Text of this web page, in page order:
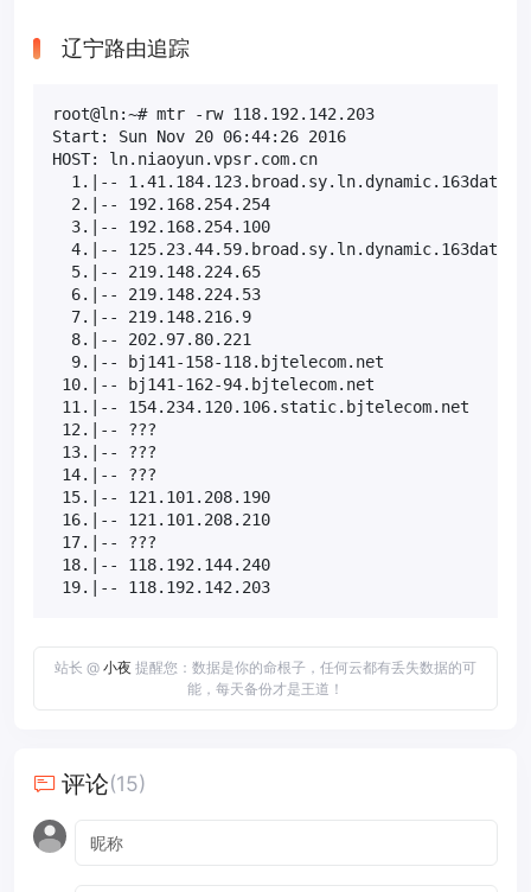
辽宁路由追踪
root@ln:~# mtr -rw 118.192.142.203
Start: Sun Nov 20 06:44:26 2016
HOST: ln.niaoyun.vpsr.com.cn
1.|--
2.|-- 192.168.254.254
3.|-- 192.168.254.100
4.|--
5.|-- 219.148.224.65
6.|-- 219.148.224.53
7.|-- 219.148.216.9
8.|-- 202.97.80.221
9.|-- bj141-158-118.bjtelecom.net
10.|-- bj141-162-94.bjtelecom.net
11.|-- 154.234.120.106.static.bjtelecom.net
12.|-- ???
13.|-- ???
14.|-- ???
15.|-- 121.101.208.190
16.|-- 121.101.208.210
17.|-- ???
18.|-- 118.192.144.240
19.|-- 118.192.142.203
站长 @ 小夜 提醒您：数据是你的命根子，任何云都有丢失数据的可
能，每天备份才是王道！
评论(15)